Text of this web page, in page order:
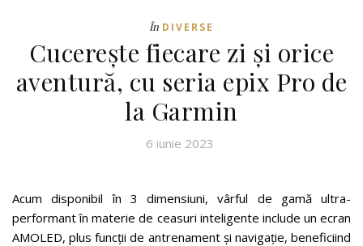
În DIVERSE
Cucerește fiecare zi și orice
aventură, cu seria epix Pro de
la Garmin
6 iunie 2023
Acum disponibil în 3 dimensiuni, vârful de gamă ultra-
performant în materie de ceasuri inteligente include un ecran
AMOLED, plus funcții de antrenament și navigație, beneficiind